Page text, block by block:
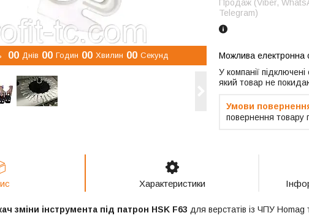
00 Днів 00 Годин 00 Хвилин 00 Секунд
Продаж (Viber,
Telegram)
У компанії
який товар не
повернення товару
Характеристики
зміни інструмента під патрон HSK F63 для верстатів із ЧПУ Homag